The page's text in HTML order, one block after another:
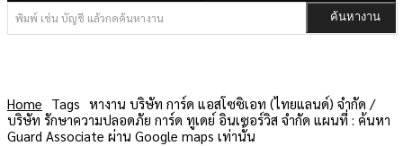
พิมพ์ เช่น บัญชี แล้วกดค้นหางาน ค้นหางาน
Home Tags หางาน บริษัท การ์ด แอสโซซิเอท (ไทยแลนด์) จำกัด /
บริษัท รักษาความปลอดภัย การ์ด ทูเดย์ อินเซอร์วิส จำกัด แผนที่ : ค้นหา
Guard Associate ผ่าน Google maps เท่านั้น